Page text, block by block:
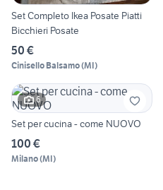
Set Completo Ikea Posate Piatti
Bicchieri Posate
50 €
Cinisello Balsamo(MI)
6
Set per cucina - come NUOVO
100 €
Milano(MI)